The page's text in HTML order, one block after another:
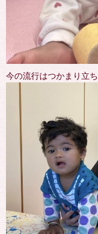
今の流行はつかまり立